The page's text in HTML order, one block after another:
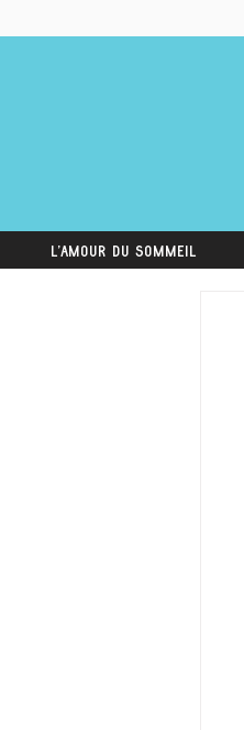
L'amour du sommeil